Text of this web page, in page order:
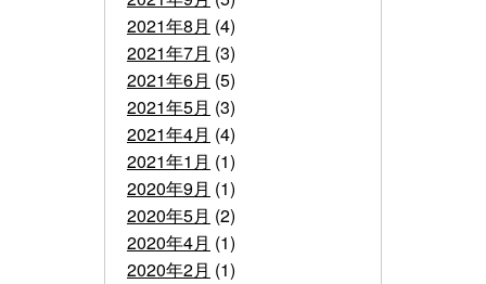
2021年8月 (4)
2021年7月 (3)
2021年6月 (5)
2021年5月 (3)
2021年4月 (4)
2021年1月 (1)
2020年9月 (1)
2020年5月 (2)
2020年4月 (1)
2020年2月 (1)